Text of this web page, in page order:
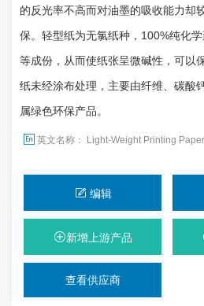
的反光率不高而对油墨的吸收能力却
保。轻型纸为无氯纸种，100%纯化
等成份，从而使纸张呈微碱性，可以
纸未经涂布处理，主要由纤维、碳酸
属绿色环保产品。
英文名称： Light-Weight Printing Paper
编辑
新增上游产品
查看供应商